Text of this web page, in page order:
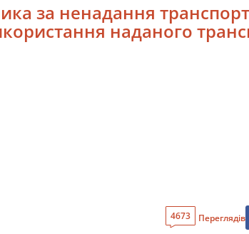
за ненадання
наданого
4673 Переглядів